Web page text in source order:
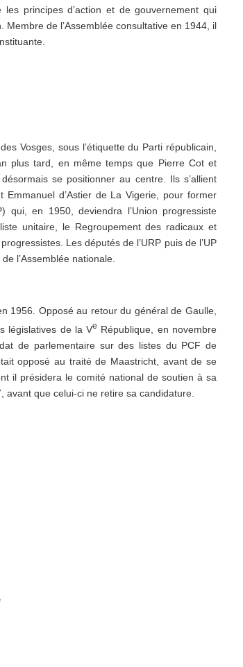
principes d’action et de gouvernement qui
de l’Assemblée consultative en 1944, il
Vosges, sous l’étiquette du Parti républicain,
plus tard, en même temps que Pierre Cot et
se positionner au centre. Ils s’allient
d’Astier de La Vigerie, pour former
qui, en 1950, deviendra l’Union progressiste
unitaire, le Regroupement des radicaux et
Les députés de l’URP puis de l’UP
l’Assemblée nationale.
1956. Opposé au retour du général de Gaulle,
législatives de la Ve République, en novembre
de parlementaire sur des listes du PCF de
opposé au traité de Maastricht, avant de se
il présidera le comité national de soutien à sa
avant que celui-ci ne retire sa candidature.